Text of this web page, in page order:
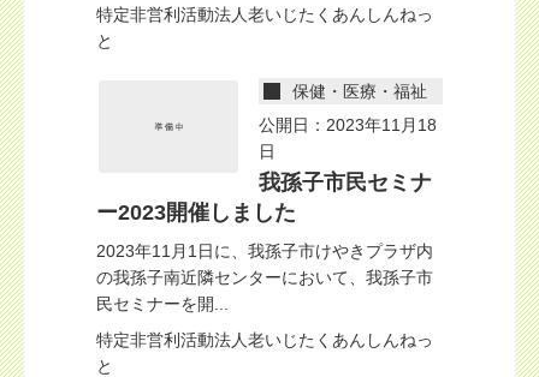
特定非営利活動法人老いじたくあんしんねっ
と
保健・医療・福祉
公開日：2023年11月18
日
我孫子市民セミナ
ー2023開催しました
2023年11月1日に、我孫子市けやきプラザ内
の我孫子南近隣センターにおいて、我孫子市
民セミナーを開...
特定非営利活動法人老いじたくあんしんねっ
と